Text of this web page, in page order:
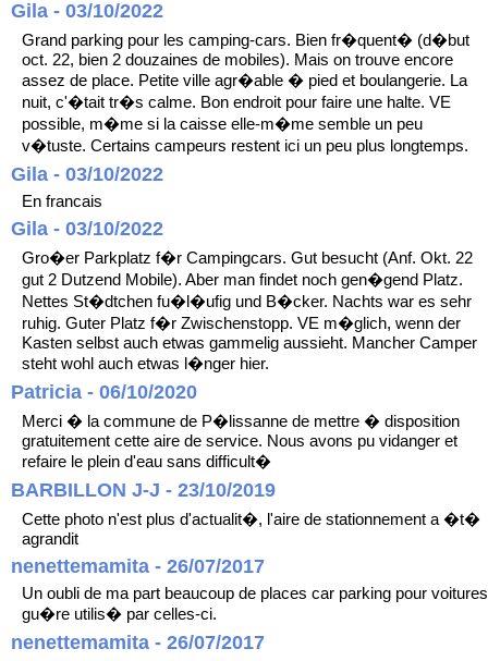
Gila - 03/10/2022
Grand parking pour les camping-cars. Bien fr�quent� (d�but
oct. 22, bien 2 douzaines de mobiles). Mais on trouve encore
assez de place. Petite ville agr�able � pied et boulangerie. La
nuit, c'�tait tr�s calme. Bon endroit pour faire une halte. VE
possible, m�me si la caisse elle-m�me semble un peu
v�tuste. Certains campeurs restent ici un peu plus longtemps.
Gila - 03/10/2022
En francais
Gila - 03/10/2022
Gro�er Parkplatz f�r Campingcars. Gut besucht (Anf. Okt. 22
gut 2 Dutzend Mobile). Aber man findet noch gen�gend Platz.
Nettes St�dtchen fu�l�ufig und B�cker. Nachts war es sehr
ruhig. Guter Platz f�r Zwischenstopp. VE m�glich, wenn der
Kasten selbst auch etwas gammelig aussieht. Mancher Camper
steht wohl auch etwas l�nger hier.
Patricia - 06/10/2020
Merci � la commune de P�lissanne de mettre � disposition
gratuitement cette aire de service. Nous avons pu vidanger et
refaire le plein d'eau sans difficult�
BARBILLON J-J - 23/10/2019
Cette photo n'est plus d'actualit�, l'aire de stationnement a �t�
agrandit
nenettemamita - 26/07/2017
Un oubli de ma part beaucoup de places car parking pour voitures
gu�re utilis� par celles-ci.
nenettemamita - 26/07/2017